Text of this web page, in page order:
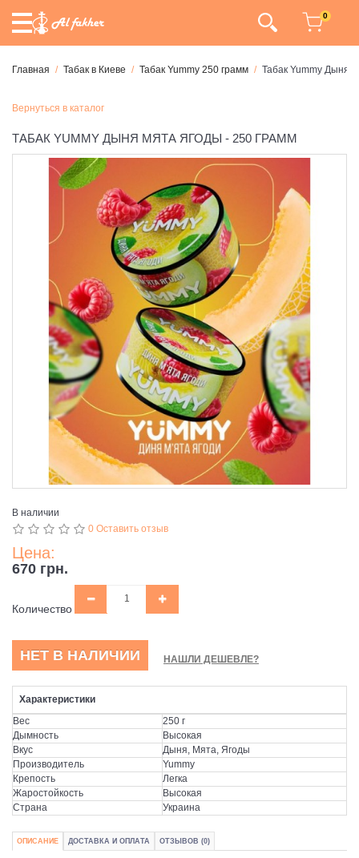
0
Главная Табак в Киеве Табак Yummy 250 грамм Табак Yummy Дыня
Вернуться в каталог
ТАБАК YUMMY ДЫНЯ МЯТА ЯГОДЫ - 250 ГРАММ
В наличии
0 Оставить отзыв
Цена:
670 грн.
Количество
НЕТ В НАЛИЧИИ НАШЛИ ДЕШЕВЛЕ?
Характеристики
Вес
250 г
Дымность
Высокая
Вкус
Дыня, Мята, Ягоды
Производитель
Yummy
Крепость
Легка
Жаростойкость
Высокая
Страна
Украина
ОПИСАНИЕ ДОСТАВКА И ОПЛАТА ОТЗЫВОВ (0)